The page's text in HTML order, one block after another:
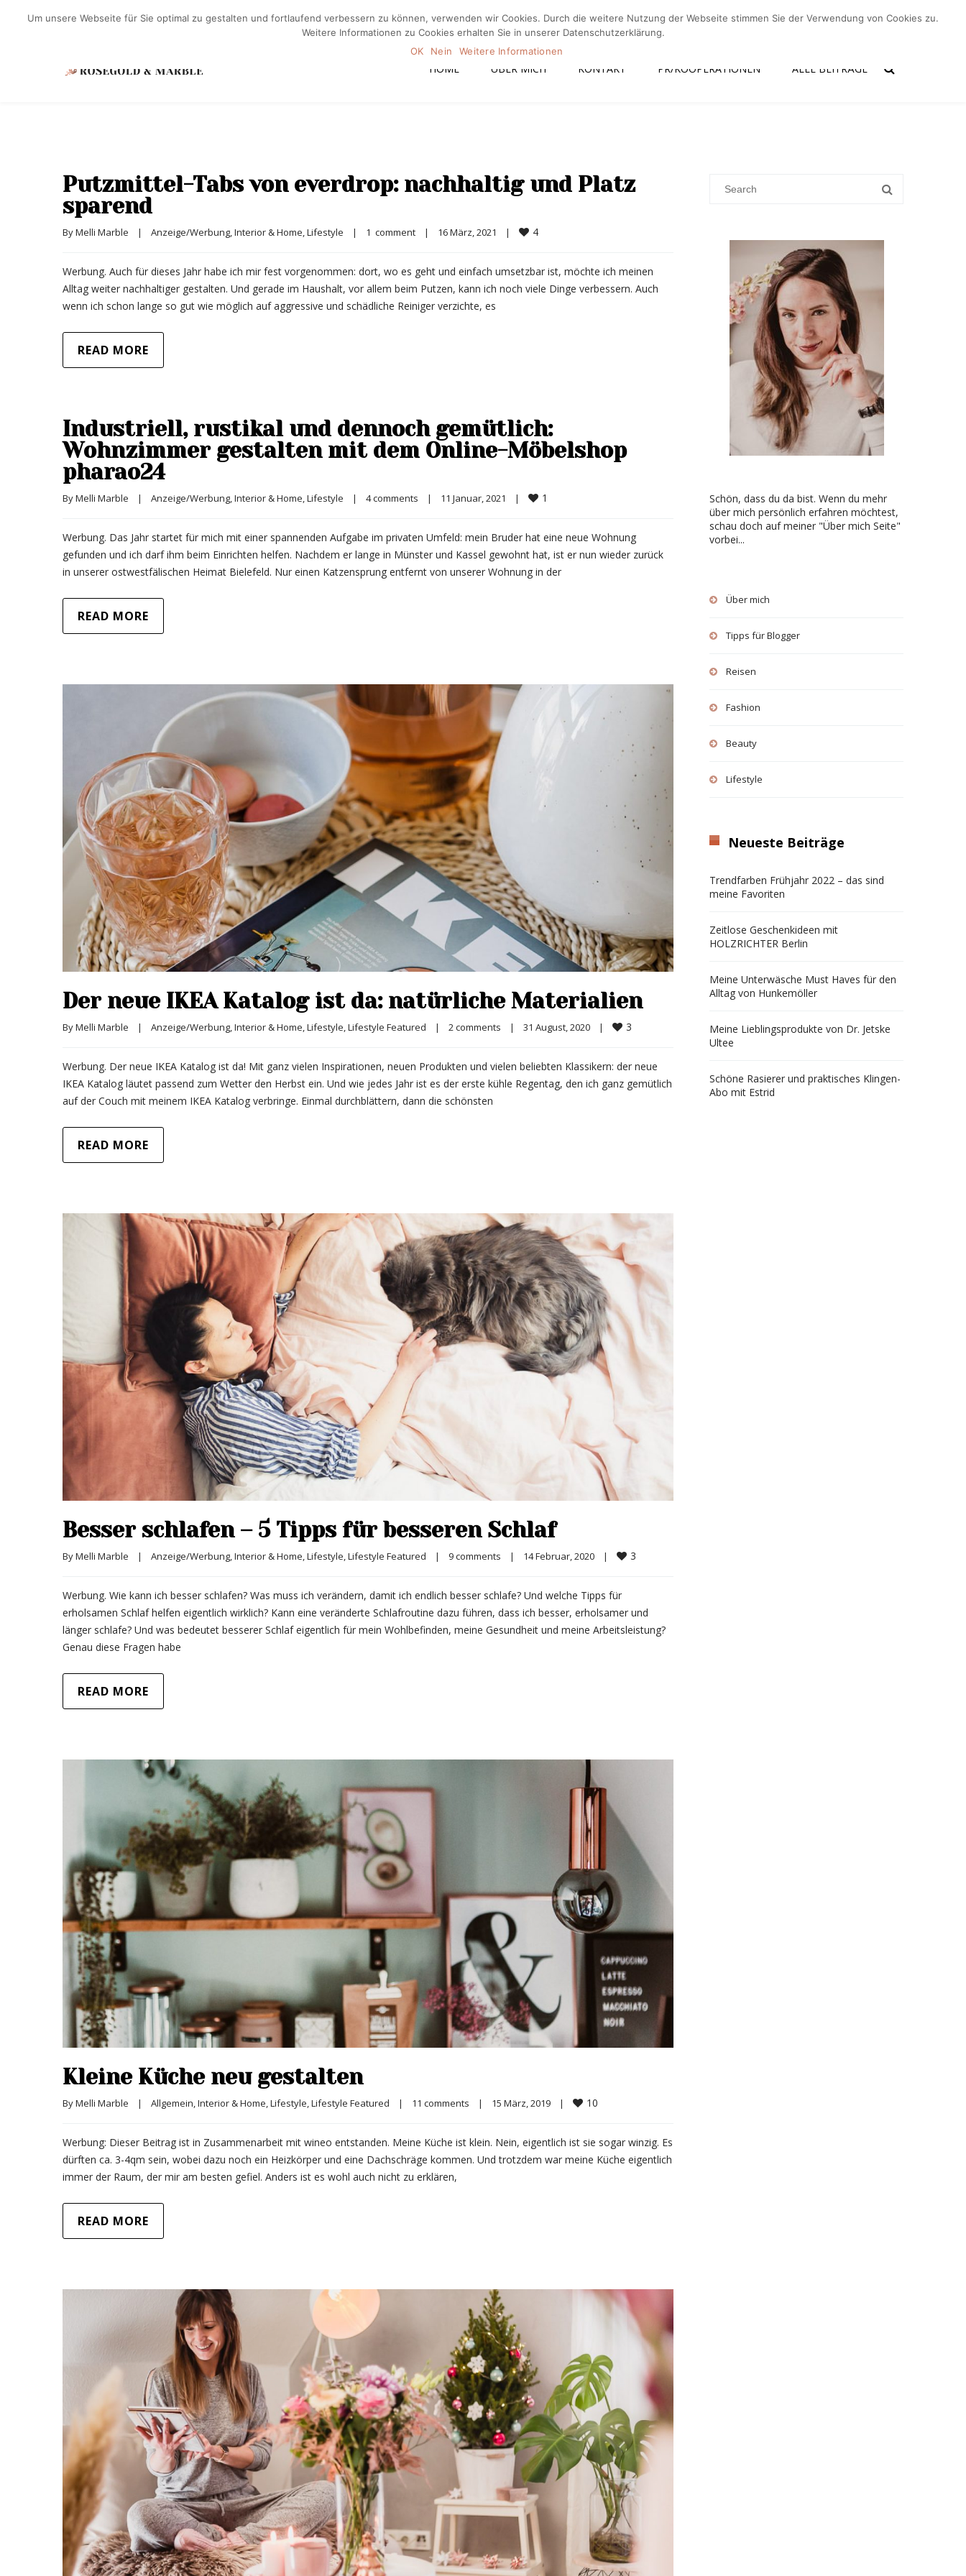
Home Über mich Kontakt PR/Kooperationen Alle Beiträge
HOME ÜBER MICH KONTAKT PR/KOOPERATIONEN ALLE BEITRÄGE
Putzmittel-Tabs von everdrop: nachhaltig und Platz
sparend
By Melli Marble | Anzeige/Werbung, Interior & Home, Lifestyle | 1  comment | 16 März, 2021 | 4
Werbung. Auch für dieses Jahr habe ich mir fest vorgenommen: dort, wo es geht und einfach umsetzbar ist, möchte ich meinen
Alltag weiter nachhaltiger gestalten. Und gerade im Haushalt, vor allem beim Putzen, kann ich noch viele Dinge verbessern. Auch
wenn ich schon lange so gut wie möglich auf aggressive und schädliche Reiniger verzichte, es
READ MORE
Industriell, rustikal und dennoch gemütlich:
Wohnzimmer gestalten mit dem Online-Möbelshop
pharao24
By Melli Marble | Anzeige/Werbung, Interior & Home, Lifestyle | 4 comments | 11 Januar, 2021 | 1
Werbung. Das Jahr startet für mich mit einer spannenden Aufgabe im privaten Umfeld: mein Bruder hat eine neue Wohnung
gefunden und ich darf ihm beim Einrichten helfen. Nachdem er lange in Münster und Kassel gewohnt hat, ist er nun wieder zurück
in unserer ostwestfälischen Heimat Bielefeld. Nur einen Katzensprung entfernt von unserer Wohnung in der
READ MORE
Der neue IKEA Katalog ist da: natürliche Materialien
By Melli Marble | Anzeige/Werbung, Interior & Home, Lifestyle, Lifestyle Featured | 2 comments | 31 August, 2020 | 3
Werbung. Der neue IKEA Katalog ist da! Mit ganz vielen Inspirationen, neuen Produkten und vielen beliebten Klassikern: der neue
IKEA Katalog läutet passend zum Wetter den Herbst ein. Und wie jedes Jahr ist es der erste kühle Regentag, den ich ganz gemütlich
auf der Couch mit meinem IKEA Katalog verbringe. Einmal durchblättern, dann die schönsten
READ MORE
Besser schlafen – 5 Tipps für besseren Schlaf
By Melli Marble | Anzeige/Werbung, Interior & Home, Lifestyle, Lifestyle Featured | 9 comments | 14 Februar, 2020 | 3
Werbung. Wie kann ich besser schlafen? Was muss ich verändern, damit ich endlich besser schlafe? Und welche Tipps für
erholsamen Schlaf helfen eigentlich wirklich? Kann eine veränderte Schlafroutine dazu führen, dass ich besser, erholsamer und
länger schlafe? Und was bedeutet besserer Schlaf eigentlich für mein Wohlbefinden, meine Gesundheit und meine Arbeitsleistung?
Genau diese Fragen habe
READ MORE
Kleine Küche neu gestalten
By Melli Marble | Allgemein, Interior & Home, Lifestyle, Lifestyle Featured | 11 comments | 15 März, 2019 | 10
Werbung: Dieser Beitrag ist in Zusammenarbeit mit wineo entstanden. Meine Küche ist klein. Nein, eigentlich ist sie sogar winzig. Es
dürften ca. 3-4qm sein, wobei dazu noch ein Heizkörper und eine Dachschräge kommen. Und trotzdem war meine Küche eigentlich
immer der Raum, der mir am besten gefiel. Anders ist es wohl auch nicht zu erklären,
READ MORE
Schön, dass du da bist. Wenn du mehr
über mich persönlich erfahren möchtest,
schau doch auf meiner "Über mich Seite"
vorbei...
Über mich
Tipps für Blogger
Reisen
Fashion
Beauty
Lifestyle
Neueste Beiträge
Trendfarben Frühjahr 2022 – das sind
meine Favoriten
Zeitlose Geschenkideen mit
HOLZRICHTER Berlin
Meine Unterwäsche Must Haves für den
Alltag von Hunkemöller
Meine Lieblingsprodukte von Dr. Jetske
Ultee
Schöne Rasierer und praktisches Klingen-
Abo mit Estrid
Um unsere Webseite für Sie optimal zu gestalten und fortlaufend verbessern zu können, verwenden wir Cookies. Durch die weitere Nutzung der Webseite stimmen Sie der Verwendung von Cookies zu.
Weitere Informationen zu Cookies erhalten Sie in unserer Datenschutzerklärung.
OK
Nein Weitere Informationen